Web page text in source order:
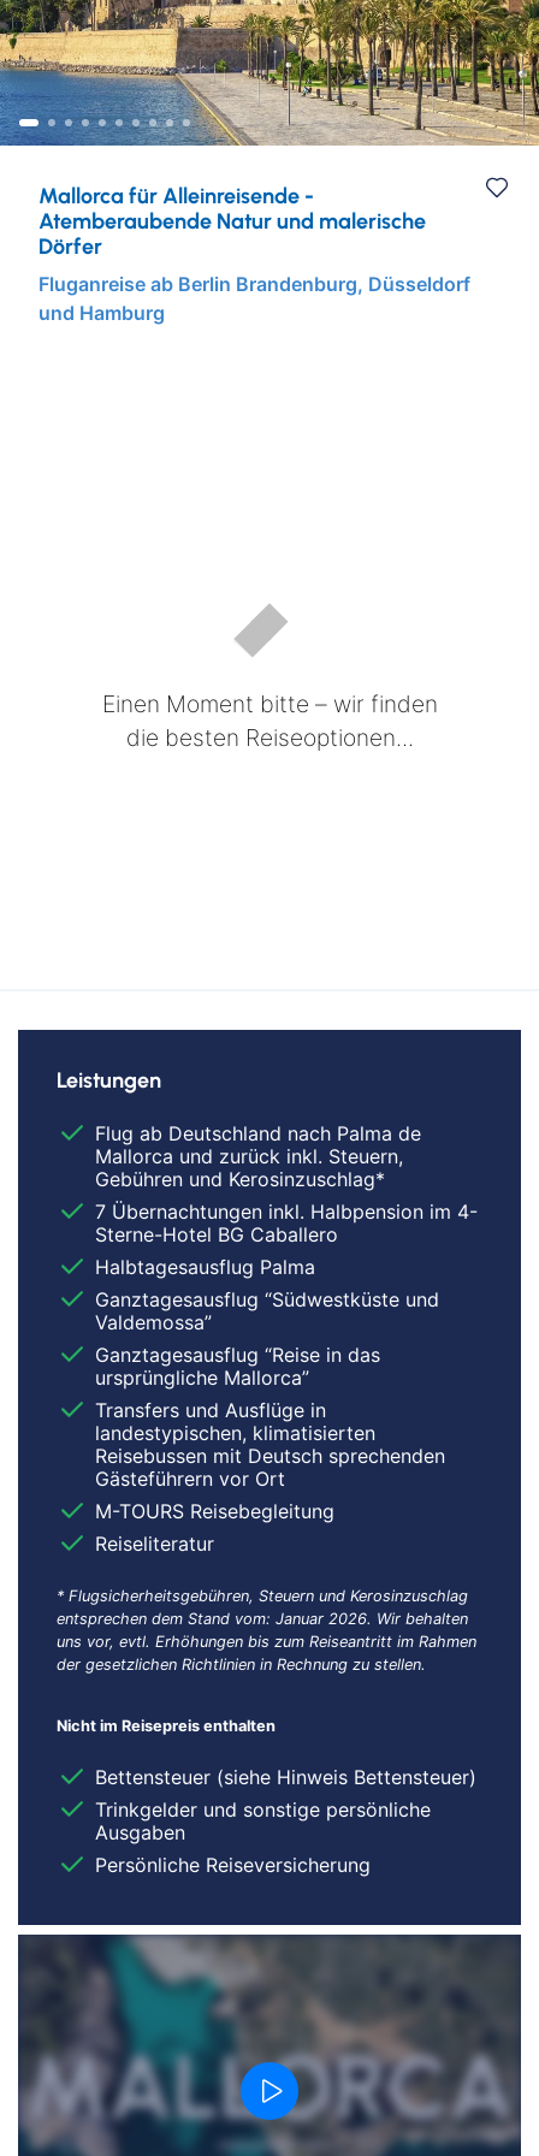
Städtereisen
Eventreisen
Musicalreisen
Elbphilharmonie Hamburg
Ruhr & Rhein
Europa
Mein Schiff Kombireisen
Mein Schiff Kreuzfahrten
Mosel Kreuzfahrten
Rhein Kreuzfahrten
Mallorca für Alleinreisende -
Atemberaubende Natur und malerische
Dörfer
Fluganreise ab Berlin Brandenburg, Düsseldorf
und Hamburg
Einen Moment bitte – wir finden
die besten Reiseoptionen...
Leistungen
Flug ab Deutschland nach Palma de
Mallorca und zurück inkl. Steuern,
Gebühren und Kerosinzuschlag*
7 Übernachtungen inkl. Halbpension im 4-
Sterne-Hotel BG Caballero
Halbtagesausflug Palma
Ganztagesausflug “Südwestküste und
Valdemossa”
Ganztagesausflug “Reise in das
ursprüngliche Mallorca”
Transfers und Ausflüge in
landestypischen, klimatisierten
Reisebussen mit Deutsch sprechenden
Gästeführern vor Ort
M-TOURS Reisebegleitung
Reiseliteratur
* Flugsicherheitsgebühren, Steuern und Kerosinzuschlag
entsprechen dem Stand vom: Januar 2026. Wir behalten
uns vor, evtl. Erhöhungen bis zum Reiseantritt im Rahmen
der gesetzlichen Richtlinien in Rechnung zu stellen.
Nicht im Reisepreis enthalten
Bettensteuer (siehe Hinweis Bettensteuer)
Trinkgelder und sonstige persönliche
Ausgaben
Persönliche Reiseversicherung